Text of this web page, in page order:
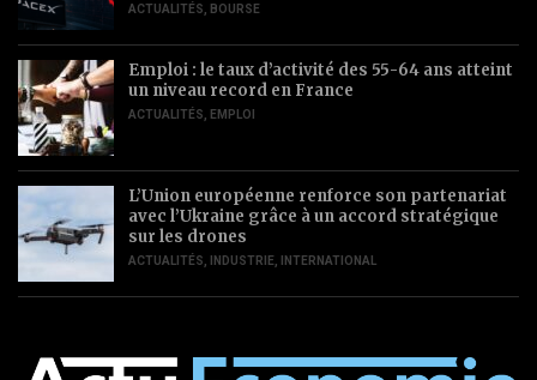
ACTUALITÉS BOURSE
Emploi : le taux d’activité des 55-64 ans atteint
un niveau record en France
ACTUALITÉS EMPLOI
L’Union européenne renforce son partenariat
avec l’Ukraine grâce à un accord stratégique
sur les drones
ACTUALITÉS INDUSTRIE INTERNATIONAL